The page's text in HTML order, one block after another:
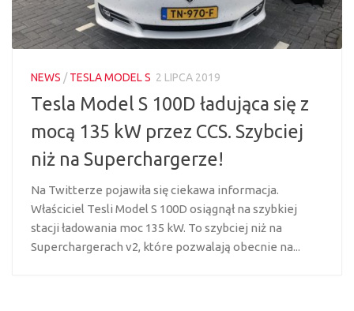
NEWS /TESLA MODEL S 2 LIPCA 2019
Tesla Model S 100D ładująca się z
mocą 135 kW przez CCS. Szybciej
niż na Superchargerze!
Na Twitterze pojawiła się ciekawa informacja.
Właściciel Tesli Model S 100D osiągnął na szybkiej
stacji ładowania moc 135 kW. To szybciej niż na
Superchargerach v2, które pozwalają obecnie na...